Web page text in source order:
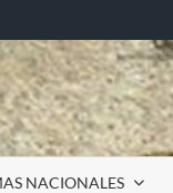
NACIONALES